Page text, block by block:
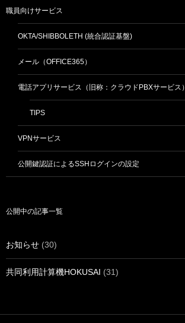
職員向けサービス
OKTA/SHIBBOLETH (統合認証基盤)
メール（OFFICE365）
電話アプリサービス（旧称：クラウドPBXサービス）
TIPS
VPNサービス
公開鍵認証によるSSHログインの設定
公開中の記事一覧
お知らせ (30)
共同利用計算機HOKUSAI (31)